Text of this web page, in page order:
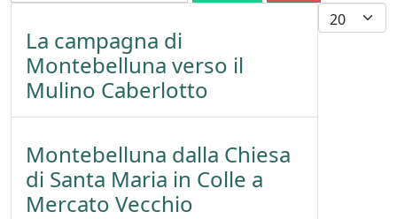
Display #
La campagna di
Montebelluna verso il
Mulino Caberlotto
Montebelluna dalla Chiesa
di Santa Maria in Colle a
Mercato Vecchio